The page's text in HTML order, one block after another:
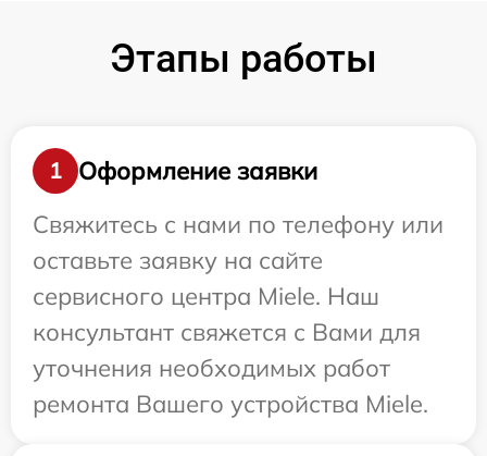
Этапы работы
1
Оформление заявки
Свяжитесь с нами по телефону или
оставьте заявку на сайте
сервисного центра Miele. Наш
консультант свяжется с Вами для
уточнения необходимых работ
ремонта Вашего устройства Miele.